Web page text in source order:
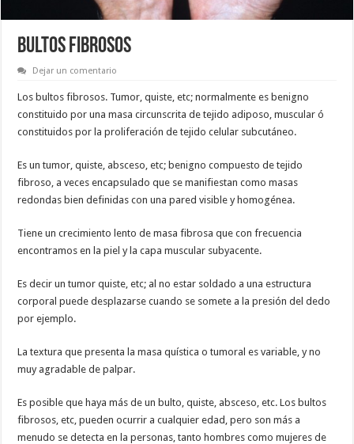
BULTOS FIBROSOS
Dejar un comentario
Los bultos fibrosos. Tumor, quiste, etc; normalmente es benigno
constituido por una masa circunscrita de tejido adiposo, muscular ó
constituidos por la proliferación de tejido celular subcutáneo.
Es un tumor, quiste, absceso, etc; benigno compuesto de tejido
fibroso, a veces encapsulado que se manifiestan como masas
redondas bien definidas con una pared visible y homogénea.
Tiene un crecimiento lento de masa fibrosa que con frecuencia
encontramos en la piel y la capa muscular subyacente.
Es decir un tumor quiste, etc; al no estar soldado a una estructura
corporal puede desplazarse cuando se somete a la presión del dedo
por ejemplo.
La textura que presenta la masa quística o tumoral es variable, y no
muy agradable de palpar.
Es posible que haya más de un bulto, quiste, absceso, etc. Los bultos
fibrosos, etc, pueden ocurrir a cualquier edad, pero son más a
menudo se detecta en la personas, tanto hombres como mujeres de